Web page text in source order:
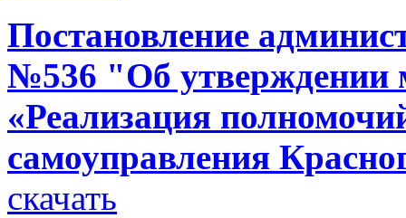
Постановление
№536 "Об утверждении
«Реализация
самоуправления
скачать